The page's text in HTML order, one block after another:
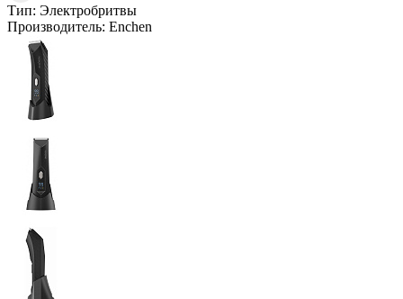
Тип: Электробритвы
Производитель: Enchen